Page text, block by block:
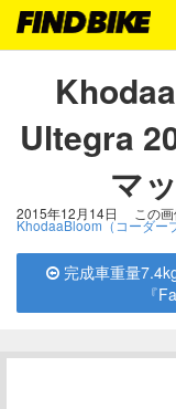
Ultegra
マ
2015年12月14日 この
KhodaaBloom（コーダー
完成車重量
『